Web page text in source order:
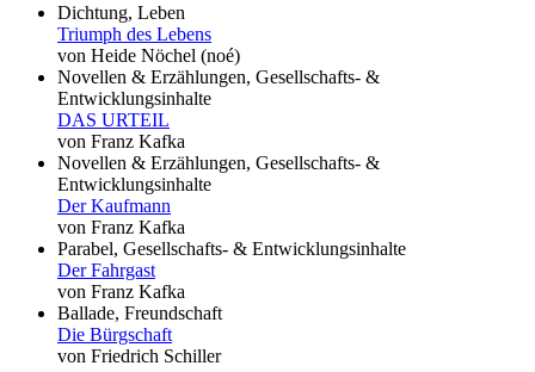
Dichtung, Leben
Triumph des Lebens
von Heide Nöchel (noé)
Novellen & Erzählungen, Gesellschafts- &
Entwicklungsinhalte
DAS URTEIL
von Franz Kafka
Novellen & Erzählungen, Gesellschafts- &
Entwicklungsinhalte
Der Kaufmann
von Franz Kafka
Parabel, Gesellschafts- & Entwicklungsinhalte
Der Fahrgast
von Franz Kafka
Ballade, Freundschaft
Die Bürgschaft
von Friedrich Schiller